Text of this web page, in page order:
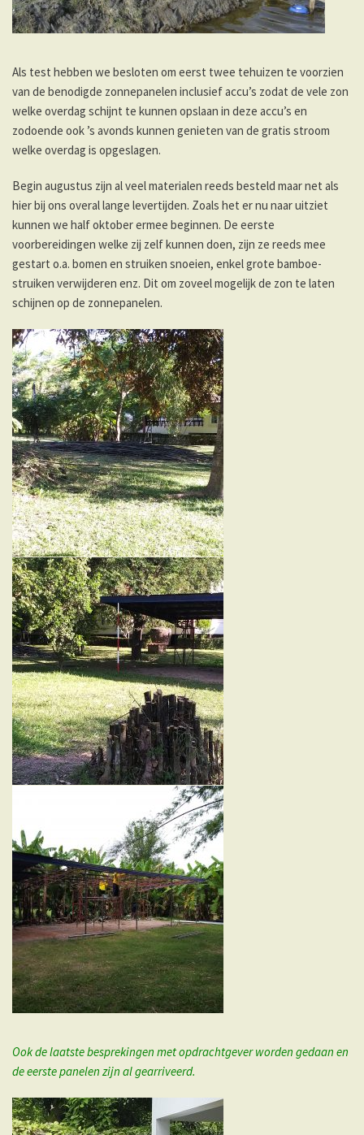
Als test hebben we besloten om eerst twee tehuizen te voorzien
van de benodigde zonnepanelen inclusief accu’s zodat de vele zon
welke overdag schijnt te kunnen opslaan in deze accu’s en
zodoende ook ’s avonds kunnen genieten van de gratis stroom
welke overdag is opgeslagen.
Begin augustus zijn al veel materialen reeds besteld maar net als
hier bij ons overal lange levertijden. Zoals het er nu naar uitziet
kunnen we half oktober ermee beginnen. De eerste
voorbereidingen welke zij zelf kunnen doen, zijn ze reeds mee
gestart o.a. bomen en struiken snoeien, enkel grote bamboe-
struiken verwijderen enz. Dit om zoveel mogelijk de zon te laten
schijnen op de zonnepanelen.
Ook de laatste besprekingen met opdrachtgever worden gedaan en
de eerste panelen zijn al gearriveerd.